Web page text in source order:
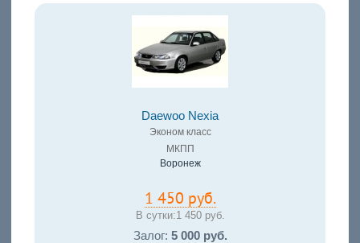
Daewoo Nexia
Эконом класс
МКПП
Воронеж
1 450 руб.
В сутки:1 450 руб.
Залог: 5 000 руб.